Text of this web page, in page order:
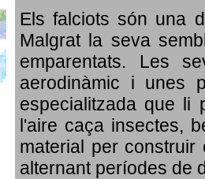
Els falciots són una
Malgrat la seva
emparentats. Les
aerodinàmic i unes
especialitzada que li
l'aire caça insectes,
material per
alternant períodes de